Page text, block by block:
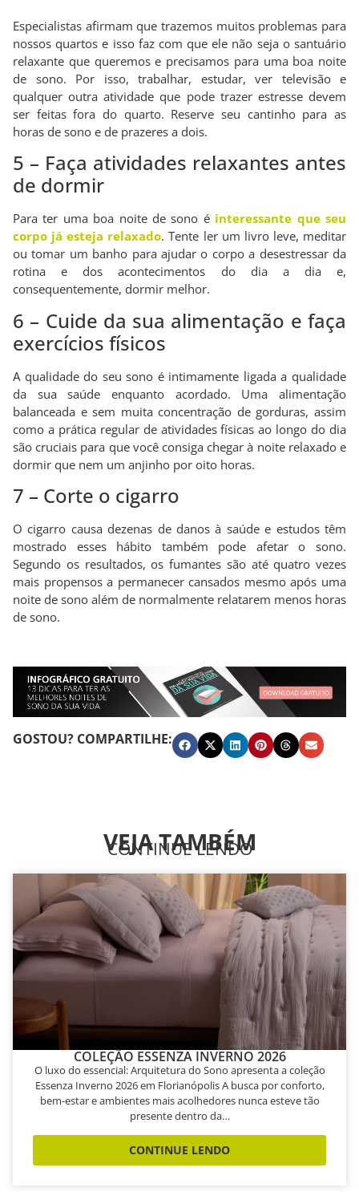
Especialistas afirmam que trazemos muitos problemas para
nossos quartos e isso faz com que ele não seja o santuário
relaxante que queremos e precisamos para uma boa noite
de sono. Por isso, trabalhar, estudar, ver televisão e
qualquer outra atividade que pode trazer estresse devem
ser feitas fora do quarto. Reserve seu cantinho para as
horas de sono e de prazeres a dois.
5 – Faça atividades relaxantes antes
de dormir
Para ter uma boa noite de sono é interessante que seu
corpo já esteja relaxado. Tente ler um livro leve, meditar
ou tomar um banho para ajudar o corpo a desestressar da
rotina e dos acontecimentos do dia a dia e,
consequentemente, dormir melhor.
6 – Cuide da sua alimentação e faça
exercícios físicos
A qualidade do seu sono é intimamente ligada a qualidade
da sua saúde enquanto acordado. Uma alimentação
balanceada e sem muita concentração de gorduras, assim
como a prática regular de atividades físicas ao longo do dia
são cruciais para que você consiga chegar à noite relaxado e
dormir que nem um anjinho por oito horas.
7 – Corte o cigarro
O cigarro causa dezenas de danos à saúde e estudos têm
mostrado esses hábito também pode afetar o sono.
Segundo os resultados, os fumantes são até quatro vezes
mais propensos a permanecer cansados mesmo após uma
noite de sono além de normalmente relatarem menos horas
de sono.
GOSTOU? COMPARTILHE:
VEJA TAMBÉM
CONTINUE LENDO
COLEÇÃO ESSENZA INVERNO 2026
O luxo do essencial: Arquitetura do Sono apresenta a coleção
Essenza Inverno 2026 em Florianópolis A busca por conforto,
bem-estar e ambientes mais acolhedores nunca esteve tão
presente dentro da…
CONTINUE LENDO